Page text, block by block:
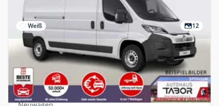
Weiß 12
Gewerbe & Privat
Citroën Jumper 35+ L3H2 CarPlay CargoP
PremiumC E-Rad
Diesel • Manuell •
140 PS (103 kW)